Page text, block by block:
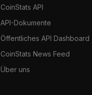
CoinStats API
API-Dokumente
Öffentliches API Dashboard
CoinStats News Feed
Über uns